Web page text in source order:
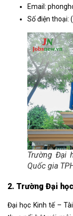
Email:
Số điện thoại:
Trường Đại
Quốc gia
2. Trường Đại
Đại học Kinh tế –